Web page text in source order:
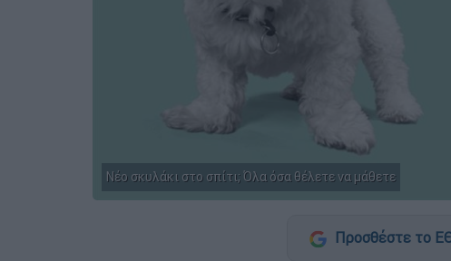
Νέο σκυλάκι στο σπίτι; Όλα όσα θέλετε να μάθετε
Προσθέστε το